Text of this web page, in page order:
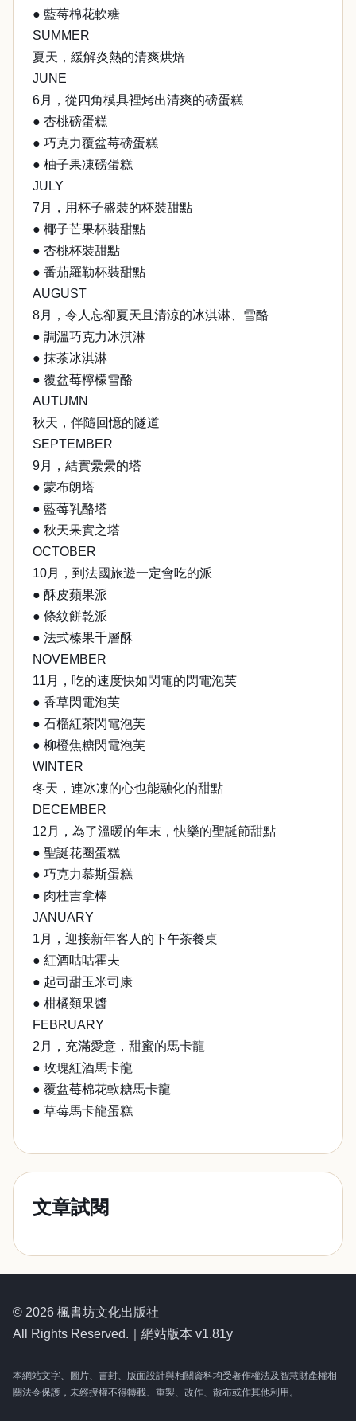
● 藍莓棉花軟糖
SUMMER
夏天，緩解炎熱的清爽烘焙
JUNE
6月，從四角模具裡烤出清爽的磅蛋糕
● 杏桃磅蛋糕
● 巧克力覆盆莓磅蛋糕
● 柚子果凍磅蛋糕
JULY
7月，用杯子盛裝的杯裝甜點
● 椰子芒果杯裝甜點
● 杏桃杯裝甜點
● 番茄羅勒杯裝甜點
AUGUST
8月，令人忘卻夏天且清涼的冰淇淋、雪酪
● 調溫巧克力冰淇淋
● 抹茶冰淇淋
● 覆盆莓檸檬雪酪
AUTUMN
秋天，伴隨回憶的隧道
SEPTEMBER
9月，結實纍纍的塔
● 蒙布朗塔
● 藍莓乳酪塔
● 秋天果實之塔
OCTOBER
10月，到法國旅遊一定會吃的派
● 酥皮蘋果派
● 條紋餅乾派
● 法式榛果千層酥
NOVEMBER
11月，吃的速度快如閃電的閃電泡芙
● 香草閃電泡芙
● 石榴紅茶閃電泡芙
● 柳橙焦糖閃電泡芙
WINTER
冬天，連冰凍的心也能融化的甜點
DECEMBER
12月，為了溫暖的年末，快樂的聖誕節甜點
● 聖誕花圈蛋糕
● 巧克力慕斯蛋糕
● 肉桂吉拿棒
JANUARY
1月，迎接新年客人的下午茶餐桌
● 紅酒咕咕霍夫
● 起司甜玉米司康
● 柑橘類果醬
FEBRUARY
2月，充滿愛意，甜蜜的馬卡龍
● 玫瑰紅酒馬卡龍
● 覆盆莓棉花軟糖馬卡龍
● 草莓馬卡龍蛋糕
文章試閱
© 2026 楓書坊文化出版社
All Rights Reserved.｜網站版本 v1.81y
本網站文字、圖片、書封、版面設計與相關資料均受著作權法及智慧財產權相
關法令保護，未經授權不得轉載、重製、改作、散布或作其他利用。